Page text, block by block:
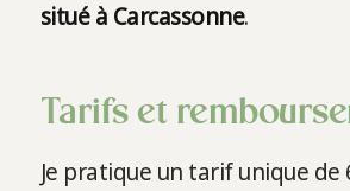
situé à Carcassonne.
Tarifs et
Je pratique un tarif unique de